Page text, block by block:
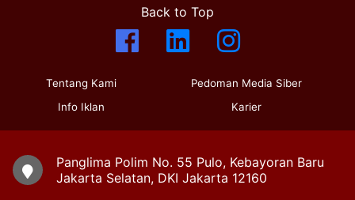
Back to Top
Tentang Kami
Info Iklan
Pedoman Media Siber
Karier
Panglima Polim No. 55 Pulo, Kebayoran Baru
Jakarta Selatan, DKI Jakarta 12160